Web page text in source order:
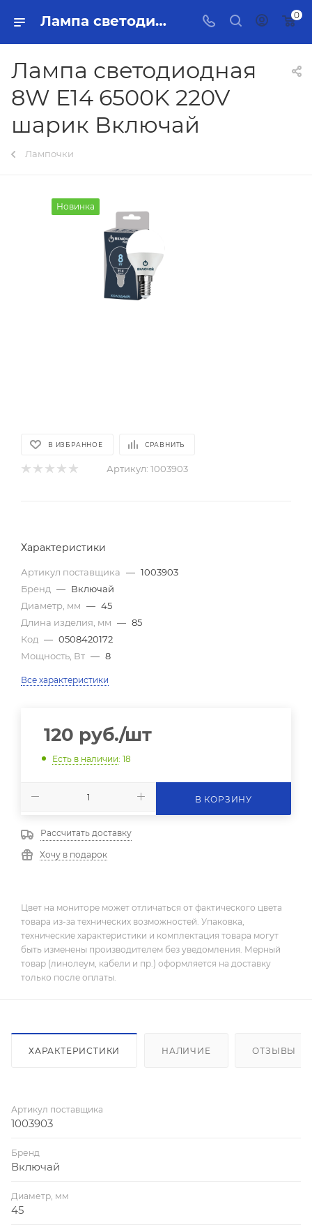
Лампа светодиодная 8W E14 6500K 220V шарик Включай Тольятти - купить в интернет-магазине, каталог с ценами и характеристиками 0
Лампа светодиодная
8W E14 6500K 220V
шарик Включай
Лампочки
Новинка
В ИЗБРАННОЕ СРАВНИТЬ
Артикул: 1003903
Характеристики
Артикул поставщика — 1003903
Бренд — Включай
Диаметр, мм — 45
Длина изделия, мм — 85
Код — 0508420172
Мощность, Вт — 8
Все характеристики
120 руб./шт
Есть в наличии: 18
В КОРЗИНУ
Рассчитать доставку
Хочу в подарок
Цвет на мониторе может отличаться от фактического цвета
товара из-за технических возможностей. Упаковка,
технические характеристики и комплектация товара могут
быть изменены производителем без уведомления. Мерный
товар (линолеум, кабели и пр.) оформляется на доставку
только после оплаты.
ХАРАКТЕРИСТИКИ НАЛИЧИЕ ОТЗЫВЫ
Артикул поставщика
1003903
Бренд
Включай
Диаметр, мм
45